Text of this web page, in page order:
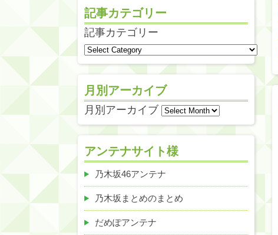
記事カテゴリー
記事カテゴリー
月別アーカイブ
月別アーカイブ
アンテナサイト様
乃木坂46アンテナ
乃木坂まとめのまとめ
だめぽアンテナ